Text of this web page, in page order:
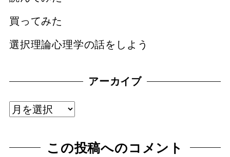
買ってみた
選択理論心理学の話をしよう
アーカイブ
ア
カ
この投稿へのコメント